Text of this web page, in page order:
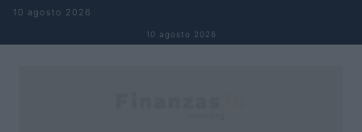
Saltar al contenido
10 agosto 2026
10 agosto 2026